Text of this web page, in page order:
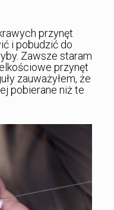
przynęt
i pobudzić do
Zawsze staram
przynęt
zauważyłem, że
pobierane niż te